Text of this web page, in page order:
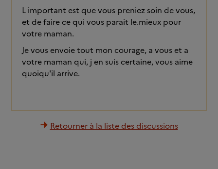
L important est que vous preniez soin de vous,
et de faire ce qui vous parait le.mieux pour
votre maman.
Je vous envoie tout mon courage, a vous et a
votre maman qui, j en suis certaine, vous aime
quoiqu'il arrive.
Retourner à la liste des discussions